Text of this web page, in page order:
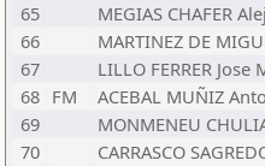
65
MEGIAS CHAFER
66
MARTINEZ DE
67
LILLO FERRER Jose
68 FM ACEBAL MUÑIZ
69
MONMENEU
70
CARRASCO